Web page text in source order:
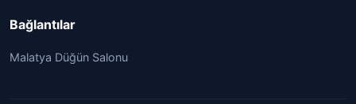
Bağlantılar
Malatya Düğün Salonu